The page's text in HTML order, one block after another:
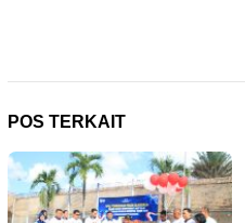
POS TERKAIT